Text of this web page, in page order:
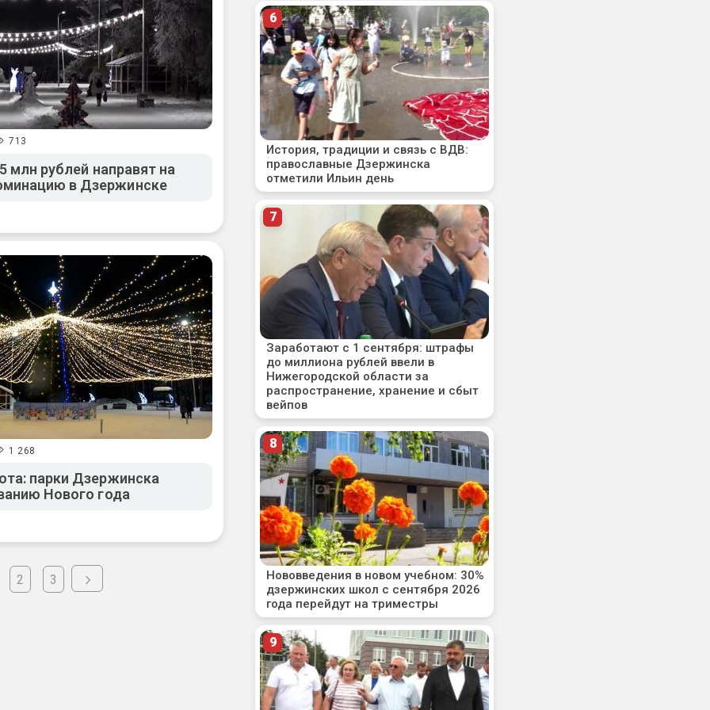
713
млн рублей направят на
в Дзержинске
1 268
парки Дзержинска
Нового года
2 3